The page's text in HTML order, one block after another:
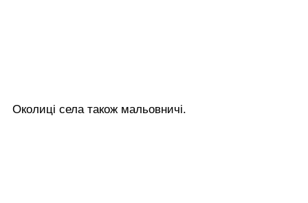
Околиці села також мальовничі.